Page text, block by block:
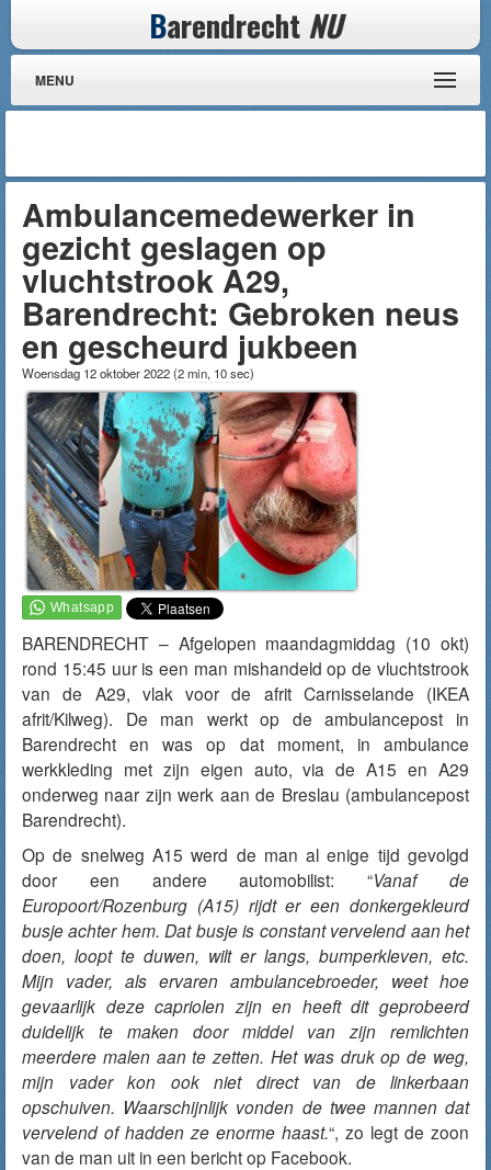
Barendrecht NU
MENU
Ambulancemedewerker in
gezicht geslagen op
vluchtstrook A29,
Barendrecht: Gebroken neus
en gescheurd jukbeen
Woensdag 12 oktober 2022(2 min, 10 sec)
BARENDRECHT – Afgelopen maandagmiddag (10 okt)
rond 15:45 uur is een man mishandeld op de vluchtstrook
van de A29, vlak voor de afrit Carnisselande (IKEA
afrit/Kilweg). De man werkt op de ambulancepost in
Barendrecht en was op dat moment, in ambulance
werkkleding met zijn eigen auto, via de A15 en A29
onderweg naar zijn werk aan de Breslau (ambulancepost
Barendrecht).
Op de snelweg A15 werd de man al enige tijd gevolgd
door een andere automobilist: “Vanaf de
Europoort/Rozenburg (A15) rijdt er een donkergekleurd
busje achter hem. Dat busje is constant vervelend aan het
doen, loopt te duwen, wilt er langs, bumperkleven, etc.
Mijn vader, als ervaren ambulancebroeder, weet hoe
gevaarlijk deze capriolen zijn en heeft dit geprobeerd
duidelijk te maken door middel van zijn remlichten
meerdere malen aan te zetten. Het was druk op de weg,
mijn vader kon ook niet direct van de linkerbaan
opschuiven. Waarschijnlijk vonden de twee mannen dat
vervelend of hadden ze enorme haast.“, zo legt de zoon
van de man uit in een bericht op Facebook.